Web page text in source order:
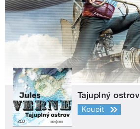
Tajuplný ostrov
Koupit